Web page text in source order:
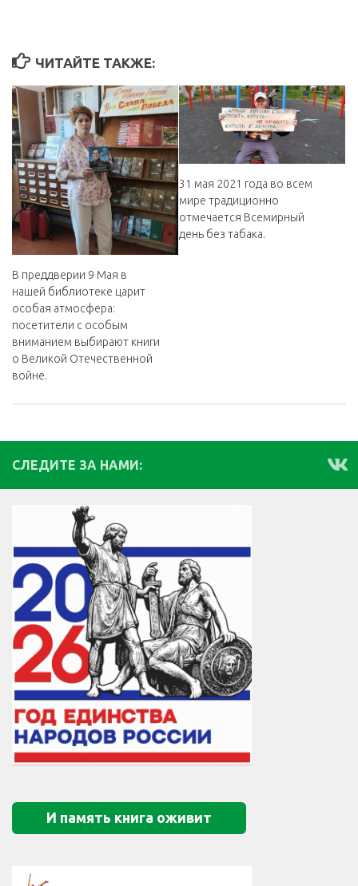
ЧИТАЙТЕ ТАКЖЕ:
В преддверии 9 Мая в
нашей библиотеке царит
особая атмосфера:
посетители с особым
вниманием выбирают книги
о Великой Отечественной
войне.
31 мая 2021 года во всем
мире традиционно
отмечается Всемирный
день без табака.
СЛЕДИТЕ ЗА НАМИ:
И память книга оживит